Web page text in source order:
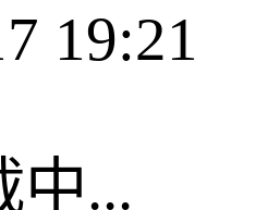
19:21
中...